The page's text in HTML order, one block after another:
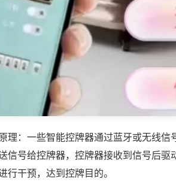
理：一些智能控牌器通过蓝牙或无线
信号给控牌器，控牌器接收到信号后
行干预，达到控牌目的。